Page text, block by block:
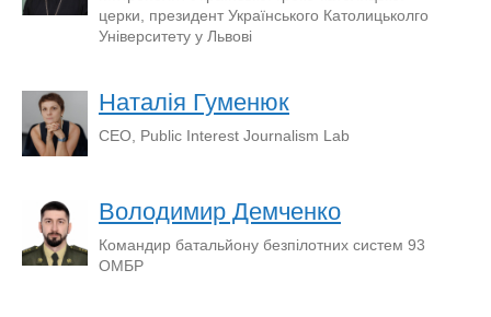
церки, президент Українського Католицьколго
Університету у Львові
Наталія Гуменюк
CEO, Public Interest Journalism Lab
Володимир Демченко
Командир батальйону безпілотних систем 93
ОМБР